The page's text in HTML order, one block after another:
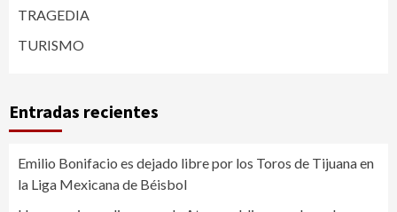
TRAGEDIA
TURISMO
Entradas recientes
Emilio Bonifacio es dejado libre por los Toros de Tijuana en
la Liga Mexicana de Béisbol